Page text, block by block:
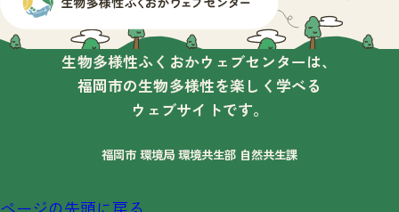
生物多様性ふくおかウェブセンターは、
福岡市の生物多様性を楽しく学べる
ウェブサイトです。
福岡市 環境局 環境共生部 自然共生課